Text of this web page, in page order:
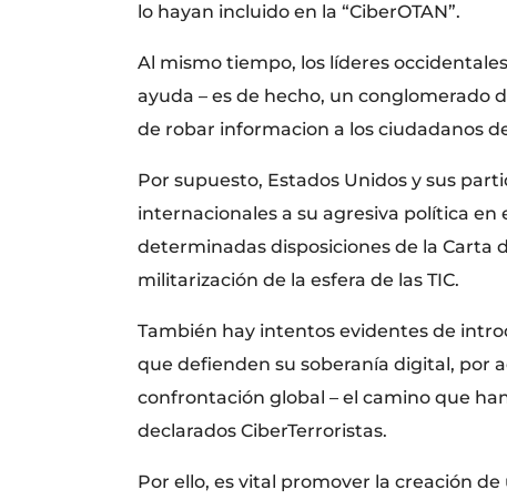
lo hayan incluido en la “CiberOTAN”.
Al mismo tiempo, los líderes
ayuda – es de hecho, un conglomerado
de robar informacion a los ciudadanos
Por supuesto, Estados Unidos y sus
internacionales a su agresiva política
determinadas disposiciones de la
militarización de la esfera de las TIC.
También hay intentos evidentes de
que defienden su soberanía digital, por
confrontación global – el camino que
declarados CiberTerroristas.
Por ello, es vital promover la creación